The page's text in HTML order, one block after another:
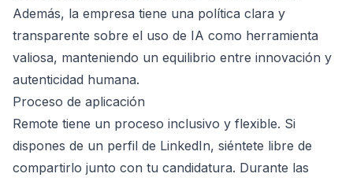
Además, la empresa tiene una política clara y
transparente sobre el uso de IA como herramienta
valiosa, manteniendo un equilibrio entre innovación y
autenticidad humana.
Proceso de aplicación
Remote tiene un proceso inclusivo y flexible. Si
dispones de un perfil de LinkedIn, siéntete libre de
compartirlo junto con tu candidatura. Durante las